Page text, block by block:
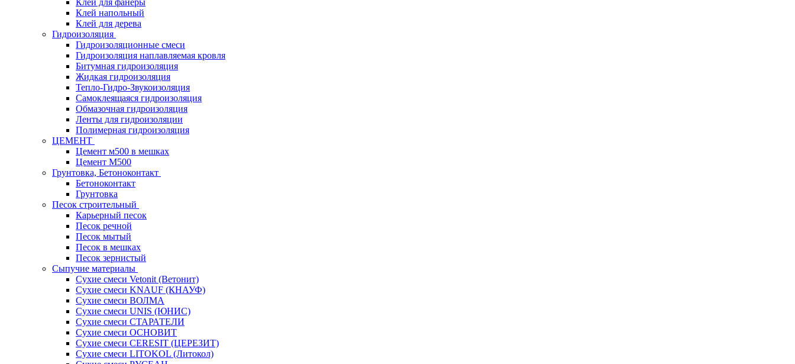
Клей для фанеры
Клей напольный
Клей для дерева
Гидроизоляция
Гидроизоляционные смеси
Гидроизоляция наплавляемая кровля
Битумная гидроизоляция
Жидкая гидроизоляция
Тепло-Гидро-Звукоизоляция
Самоклеящаяся гидроизоляция
Обмазочная гидроизоляция
Ленты для гидроизоляции
Полимерная гидроизоляция
ЦЕМЕНТ
Цемент м500 в мешках
Цемент М500
Грунтовка, Бетоноконтакт
Бетоноконтакт
Грунтовка
Песок строительный
Карьерный песок
Песок речной
Песок мытый
Песок в мешках
Песок зернистый
Сыпучие материалы
Сухие смеси Vetonit (Ветонит)
Сухие смеси KNAUF (КНАУФ)
Сухие смеси ВОЛМА
Сухие смеси UNIS (ЮНИС)
Сухие смеси СТАРАТЕЛИ
Сухие смеси ОСНОВИТ
Сухие смеси СERESIT (ЦЕРЕЗИТ)
Сухие смеси LITOKOL (Литокол)